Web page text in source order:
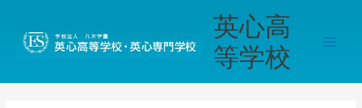
英心高
等学校